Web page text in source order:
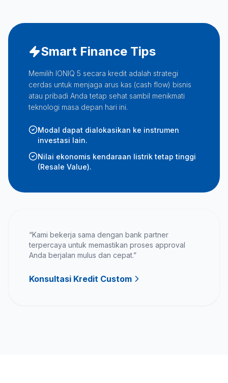
Smart Finance Tips
Memilih IONIQ 5 secara kredit adalah strategi
cerdas untuk menjaga arus kas (cash flow) bisnis
atau pribadi Anda tetap sehat sambil menikmati
teknologi masa depan hari ini.
Modal dapat dialokasikan ke instrumen
investasi lain.
Nilai ekonomis kendaraan listrik tetap tinggi
(Resale Value).
“Kami bekerja sama dengan bank partner
terpercaya untuk memastikan proses approval
Anda berjalan mulus dan cepat.”
Konsultasi Kredit Custom